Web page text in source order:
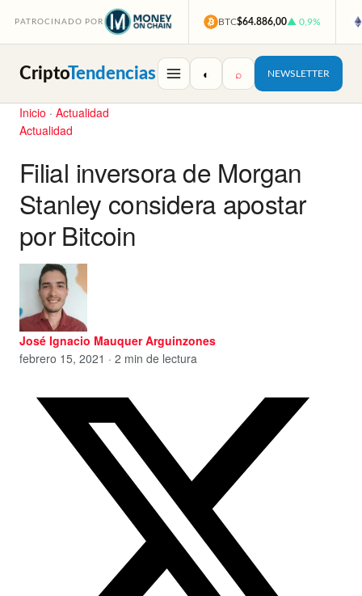
PATROCINADO POR BTC$64.886,00▲ 0,9%
CriptoTendencias ◐ ⌕ NEWSLETTER
Inicio · Actualidad
Actualidad
Filial inversora de Morgan
Stanley considera apostar
por Bitcoin
José Ignacio Mauquer Arguinzones
febrero 15, 2021 · 2 min de lectura